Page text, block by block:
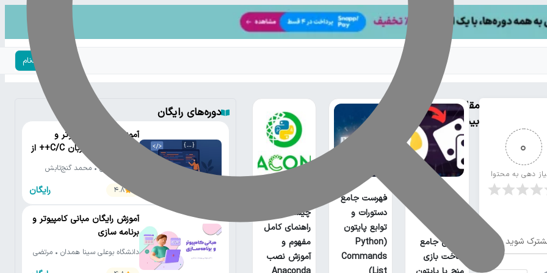
ورود | ثبت‌نام
0
دهی به محتوا
شوید
مقالات
بیشتر
آموزش جامع
ساخت بازی
فهرست جامع
دستورات و
توابع پایتون
(Python
Commands
چیست؟
راهنمای کامل
مفهوم و
آموزش نصب
دوره‌های رایگان
آموزش رایگان کامپیوتر و
برنامه‌نویسی به زبان C/C++ از
مقدماتی تا پیشرفته
دانشگاه تهران • محمد گنج‌تابش
4.8
رایگان
آموزش رایگان مبانی کامپیوتر و
برنامه سازی
دانشگاه بوعلی سینا همدان • مرتضی